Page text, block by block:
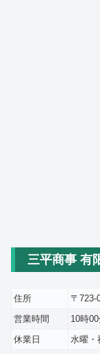
三平商事 有
住所 〒723-
営業時間
10時
休業日
水曜・